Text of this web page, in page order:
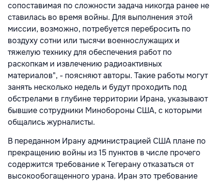
сопоставимая по сложности задача никогда ранее не
ставилась во время войны. Для выполнения этой
миссии, возможно, потребуется перебросить по
воздуху сотни или тысячи военнослужащих и
тяжелую технику для обеспечения работ по
раскопкам и извлечению радиоактивных
материалов", - поясняют авторы. Такие работы могут
занять несколько недель и будут проходить под
обстрелами в глубине территории Ирана, указывают
бывшие сотрудники Минобороны США, с которыми
общались журналисты.
В переданном Ирану администрацией США плане по
прекращению войны из 15 пунктов в числе прочего
содержится требование к Тегерану отказаться от
высокообогащенного урана. Иран это требование